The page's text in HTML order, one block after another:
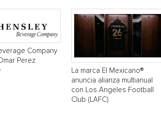
Company
Perez
La marca El Mexicano®
anuncia alianza multianual
con Los Angeles Football
Club (LAFC)